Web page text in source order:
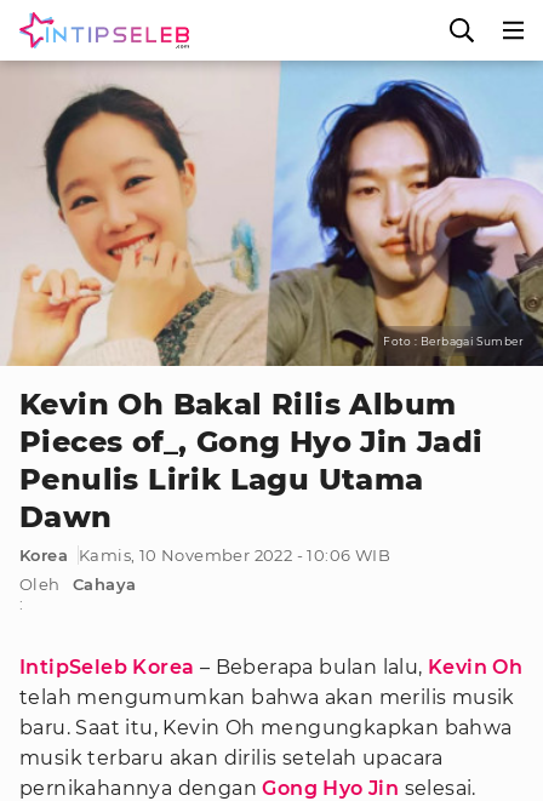
Foto : Berbagai Sumber
Kevin Oh Bakal Rilis Album
Pieces of_, Gong Hyo Jin Jadi
Penulis Lirik Lagu Utama
Dawn
Korea
Kamis, 10 November 2022 - 10:06 WIB
Oleh
:
Cahaya
IntipSeleb Korea – Beberapa bulan lalu, Kevin Oh
telah mengumumkan bahwa akan merilis musik
baru. Saat itu, Kevin Oh mengungkapkan bahwa
musik terbaru akan dirilis setelah upacara
pernikahannya denganGong Hyo Jin selesai.